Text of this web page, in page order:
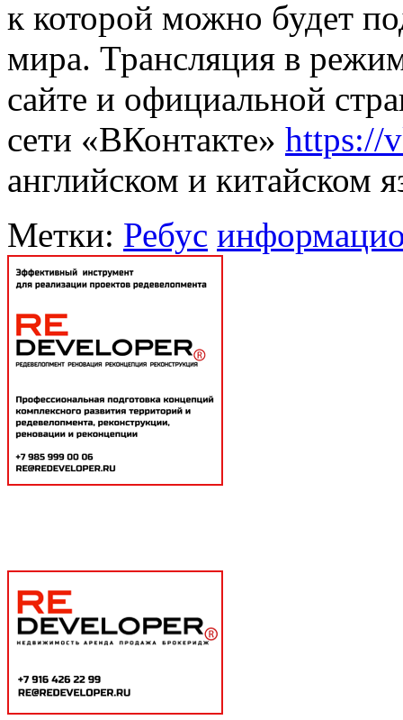
к которой можно будет
мира. Трансляция в
сайте и официальной
сети «ВКонтакте» https://
английском и китайском
Метки: Ребус